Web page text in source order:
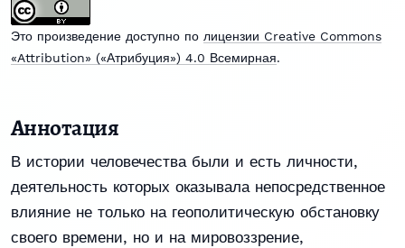
Это произведение доступно по лицензии Creative Commons
«Attribution» («Атрибуция») 4.0 Всемирная.
Аннотация
В истории человечества были и есть личности,
деятельность которых оказывала непосредственное
влияние не только на геополитическую обстановку
своего времени, но и на мировоззрение,